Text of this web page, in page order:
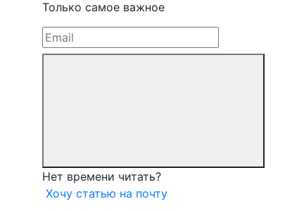
Только самое важное
Нет времени читать?
Хочу статью на почту